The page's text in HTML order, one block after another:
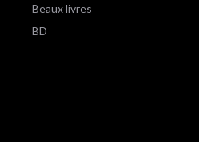
Beaux livres
BD